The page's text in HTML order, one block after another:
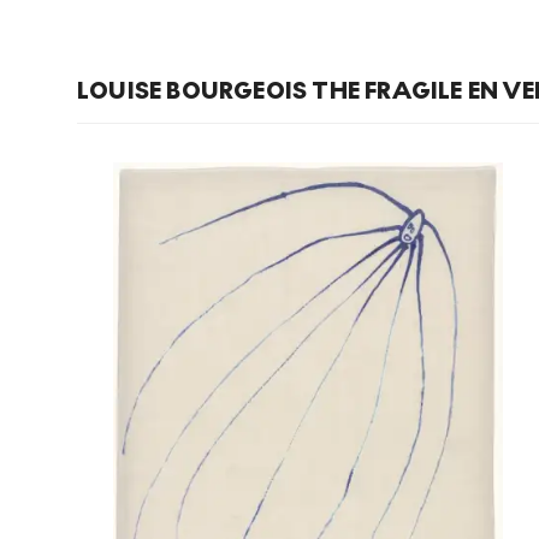
LOUISE BOURGEOIS THE FRAGILE EN